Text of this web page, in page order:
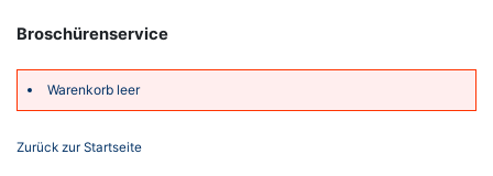
Broschürenservice
Warenkorb leer
Zurück zur Startseite